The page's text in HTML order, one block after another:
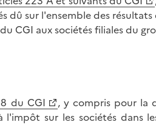
dû sur l'ensemble des
CGI aux sociétés filiales du
du CGI
, y compris pour la
l'impôt sur les sociétés dans